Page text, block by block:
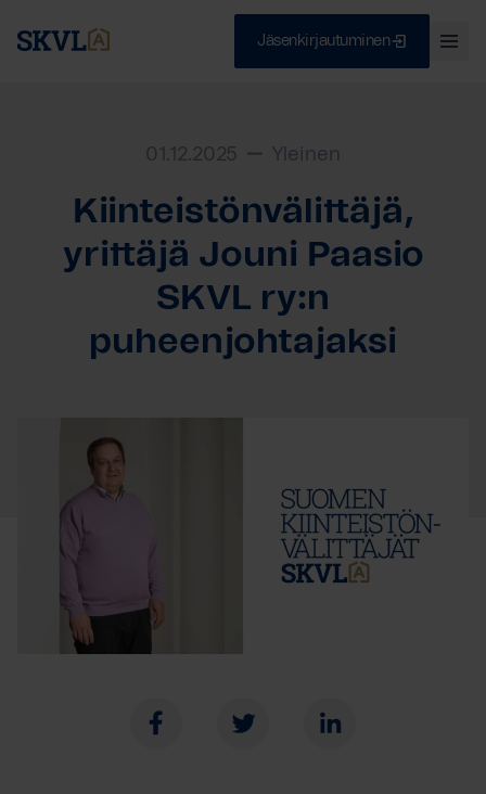
Jäsenkirjautuminen
HAE
01.12.2025 Yleinen
Kiinteistönvälittäjä,
yrittäjä Jouni Paasio
SKVL ry:n
puheenjohtajaksi